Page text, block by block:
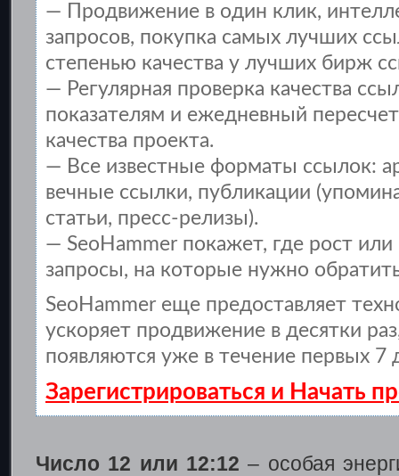
— Продвижение в один клик,
запросов, покупка самых лучших
степенью качества у лучших бирж
— Регулярная проверка качества
показателям и ежедневный
качества проекта.
— Все известные форматы ссылок:
вечные ссылки, публикации
статьи, пресс-релизы).
— SeoHammer покажет, где рост
запросы, на которые нужно
SeoHammer еще предоставляет
ускоряет продвижение в десятки
появляются уже в течение первых 7
Зарегистрироваться и Начать
Число 12 или 12:12 – особая